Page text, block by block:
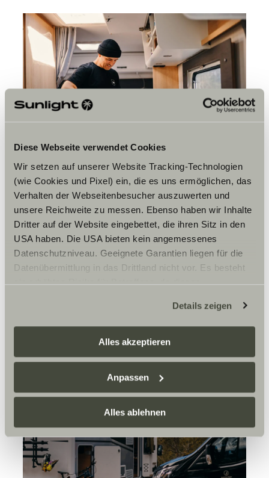
Diese Webseite verwendet Cookies
Wir setzen auf unserer Website Tracking-Technologien
(wie Cookies und Pixel) ein, die es uns ermöglichen, das
Verhalten der Webseitenbesucher auszuwerten und
unsere Reichweite zu messen. Ebenso haben wir Inhalte
Dritter auf der Website eingebettet, die ihren Sitz in den
USA haben. Die USA bieten kein angemessenes
Datenschutzniveau. Geeignete Garantien liegen für die
Datenübermittlung in das Drittland nicht vor. Es besteht
ein erhöhtes Risiko für Betroffene, da diesen
zustehen. Eingesetzte Dienstleister können Daten für
eigene Zwecke verarbeiten und mit anderen Daten
zusammenführen. Weitere Informationen finden Sie hier:
Datenschutzerklärung
einzelne Cookies/Dienste in den Einstellungen aus,
erteilen Sie uns Ihre Einwilligung zur Verarbeitung Ihrer
Daten zu den genannten Zwecken. Die Einwilligung ist
freiwillig, für den Besuch der Website nicht erforderlich
und kann jederzeit über die Einstellungen widerrufen
werden. Klicken Sie auf Ablehnen, werden nur die
notwendigen Cookies auf der Webseite gesetzt, die für
Details zeigen
Alles akzeptieren
Anpassen
Alles ablehnen